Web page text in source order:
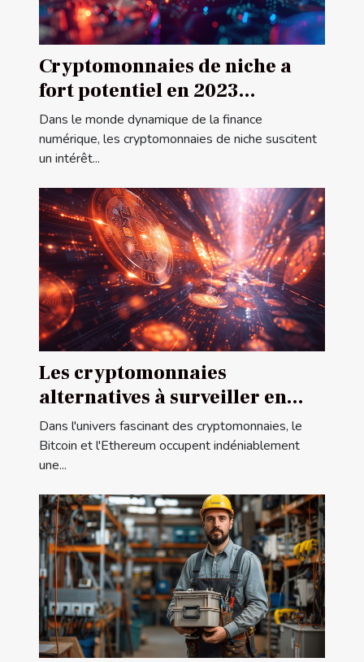
Cryptomonnaies de niche a
fort potentiel en 2023
Découverte et analyse
Dans le monde dynamique de la finance
numérique, les cryptomonnaies de niche suscitent
un intérêt...
Les cryptomonnaies
alternatives à surveiller en
dehors du Bitcoin et Ethereum
Dans l'univers fascinant des cryptomonnaies, le
Bitcoin et l'Ethereum occupent indéniablement
une...